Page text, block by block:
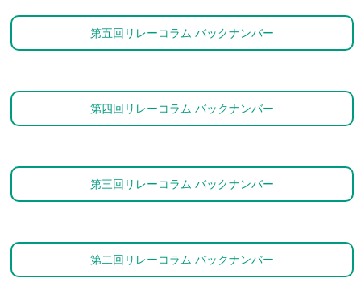
第五回リレーコラム バックナンバー
第四回リレーコラム バックナンバー
第三回リレーコラム バックナンバー
第二回リレーコラム バックナンバー